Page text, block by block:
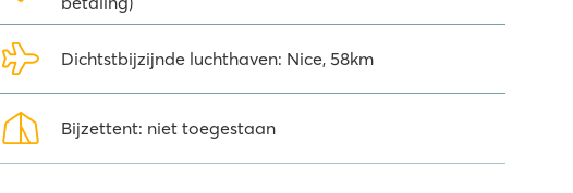
Dichtstbijzijnde luchthaven: Nice, 58km
Bijzettent: niet toegestaan